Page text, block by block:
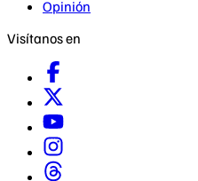
Opinión
Visítanos en